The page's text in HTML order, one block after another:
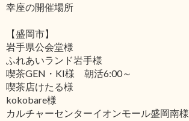
幸座の開催場所
【盛岡市】
岩手県公会堂様
ふれあいランド岩手様
喫茶GEN・KI様 朝活6:00～
喫茶店けたる様
kokobare様
カルチャーセンターイオンモール盛岡南様